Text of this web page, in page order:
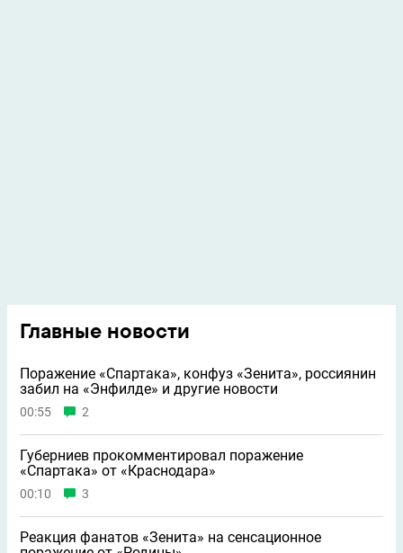
Главные новости
Поражение «Спартака», конфуз «Зенита», россиянин
забил на «Энфилде» и другие новости
00:55 2
Губерниев прокомментировал поражение
«Спартака» от «Краснодара»
00:10 3
Реакция фанатов «Зенита» на сенсационное